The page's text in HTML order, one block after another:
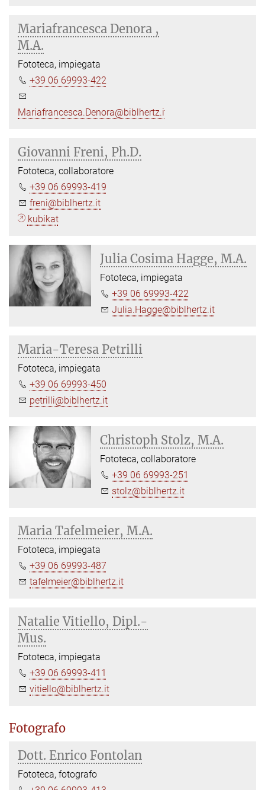
Mariafrancesca Denora ,
M.A.
Fototeca, impiegata
+39 06 69993-422
Mariafrancesca.Denora@biblhertz.it
Giovanni Freni, Ph.D.
Fototeca, collaboratore
+39 06 69993-419
freni@biblhertz.it
kubikat
Julia Cosima Hagge, M.A.
Fototeca, impiegata
+39 06 69993-422
Julia.Hagge@biblhertz.it
Maria-Teresa Petrilli
Fototeca, impiegata
+39 06 69993-450
petrilli@biblhertz.it
Christoph Stolz, M.A.
Fototeca, collaboratore
+39 06 69993-251
stolz@biblhertz.it
Maria Tafelmeier, M.A.
Fototeca, impiegata
+39 06 69993-487
tafelmeier@biblhertz.it
Natalie Vitiello, Dipl.-
Mus.
Fototeca, impiegata
+39 06 69993-411
vitiello@biblhertz.it
Fotografo
Dott. Enrico Fontolan
Fototeca, fotografo